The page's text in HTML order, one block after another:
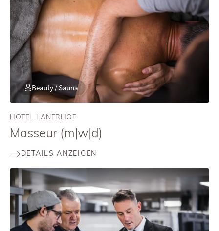
Beauty / Sauna
HOTEL LANERHOF
Masseur (m|w|d)
DETAILS ANZEIGEN